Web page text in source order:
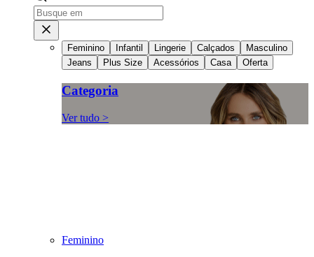
Feminino Infantil Lingerie Calçados
Masculino
Jeans
Plus Size Acessórios Casa Oferta
Categoria
Ver tudo >
Feminino